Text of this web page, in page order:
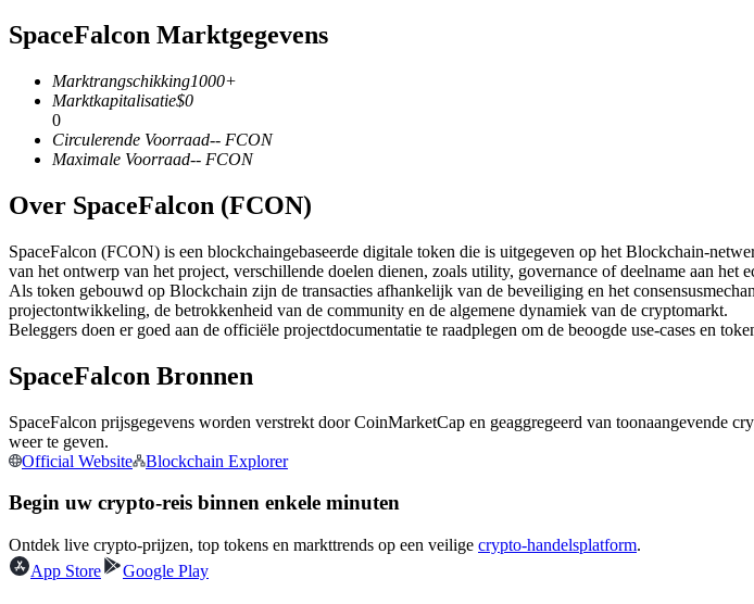
Cryptocurrency-futures
TradFi
Derivaten voor aandelen, forex, edelmetalen en grondstoffen
USDC-futures
Futures met USDC als onderpand
SpaceFalcon Marktgegevens
Marktrangschikking1000+
Marktkapitalisatie$0
0
Circulerende Voorraad-- FCON
Maximale Voorraad-- FCON
Over SpaceFalcon (FCON)
SpaceFalcon (FCON) is een blockchaingebaseerde digitale token die is uitgegeven op het Blockchain-
van het ontwerp van het project, verschillende doelen dienen, zoals utility, governance of deelname aan het
Als token gebouwd op Blockchain zijn de transacties afhankelijk van de beveiliging en het
projectontwikkeling, de betrokkenheid van de community en de algemene dynamiek van de cryptomarkt.
Beleggers doen er goed aan de officiële projectdocumentatie te raadplegen om de beoogde use-cases en
SpaceFalcon Bronnen
SpaceFalcon prijsgegevens worden verstrekt door CoinMarketCap en geaggregeerd van
weer te geven.
Official Website
Blockchain Explorer
Begin uw crypto-reis binnen enkele minuten
Ontdek live crypto-prijzen, top tokens en markttrends op een veilige crypto-handelsplatform.
App Store
Google Play